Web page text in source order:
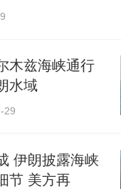
木兹海峡通行
水域
29
伊朗披露海峡
节 美方再